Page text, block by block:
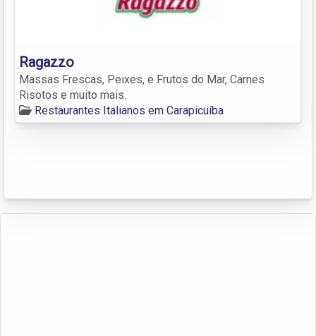
Ragazzo
Massas Frescas, Peixes, e Frutos do Mar, Carnes
Risotos e muito mais.
Restaurantes Italianos em Carapicuíba